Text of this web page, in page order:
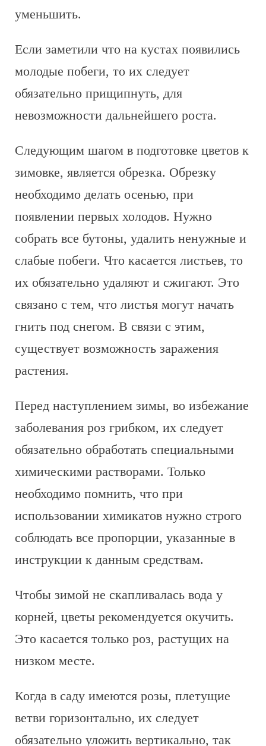
уменьшить.
Если заметили что на кустах появились
молодые побеги, то их следует
обязательно прищипнуть, для
невозможности дальнейшего роста.
Следующим шагом в подготовке цветов к
зимовке, является обрезка. Обрезку
необходимо делать осенью, при
появлении первых холодов. Нужно
собрать все бутоны, удалить ненужные и
слабые побеги. Что касается листьев, то
их обязательно удаляют и сжигают. Это
связано с тем, что листья могут начать
гнить под снегом. В связи с этим,
существует возможность заражения
растения.
Перед наступлением зимы, во избежание
заболевания роз грибком, их следует
обязательно обработать специальными
химическими растворами. Только
необходимо помнить, что при
использовании химикатов нужно строго
соблюдать все пропорции, указанные в
инструкции к данным средствам.
Чтобы зимой не скапливалась вода у
корней, цветы рекомендуется окучить.
Это касается только роз, растущих на
низком месте.
Когда в саду имеются розы, плетущие
ветви горизонтально, их следует
обязательно уложить вертикально, так